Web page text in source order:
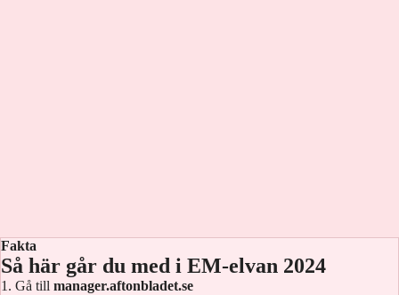
Fakta
Så här går du med i EM-elvan 2024
1. Gå till manager.aftonbladet.se